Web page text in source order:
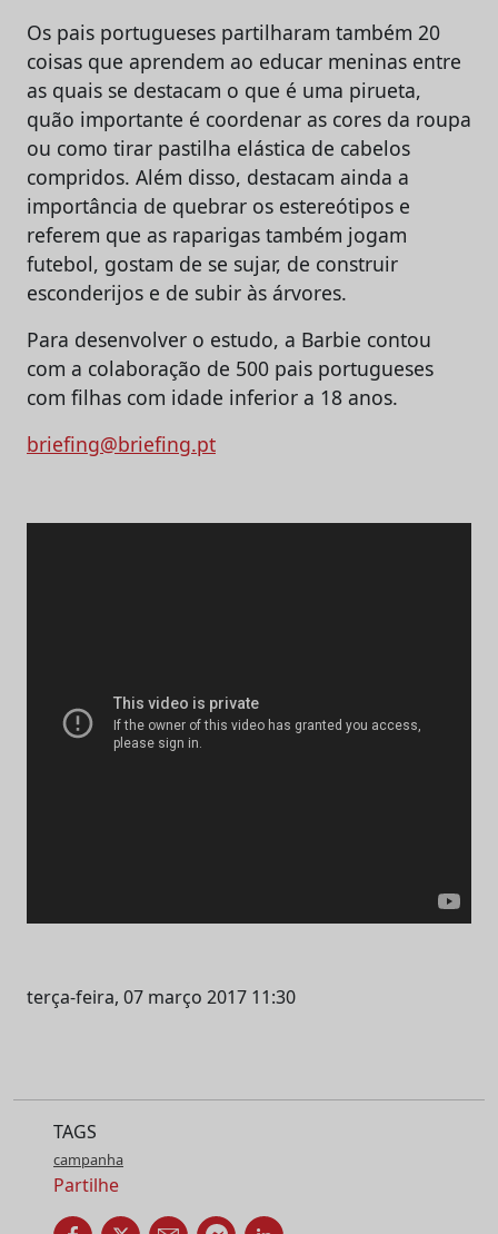
Os pais portugueses partilharam também 20
coisas que aprendem ao educar meninas entre
as quais se destacam o que é uma pirueta,
quão importante é coordenar as cores da roupa
ou como tirar pastilha elástica de cabelos
compridos. Além disso, destacam ainda a
importância de quebrar os estereótipos e
referem que as raparigas também jogam
futebol, gostam de se sujar, de construir
esconderijos e de subir às árvores.
Para desenvolver o estudo, a Barbie contou
com a colaboração de 500 pais portugueses
com filhas com idade inferior a 18 anos.
briefing@briefing.pt
terça-feira, 07 março 2017 11:30
TAGS
campanha
Partilhe